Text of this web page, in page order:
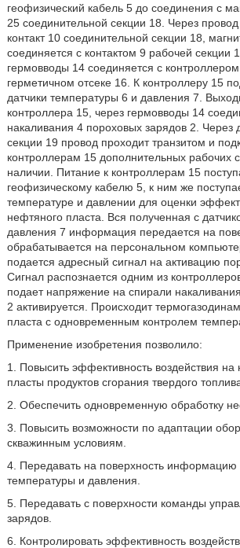
геофизический кабель 5 до соединения с
25 соединительной секции 18. Через
контакт 10 соединительной секции 18,
соединяется с контактом 9 рабочей секции
гермовводы 14 соединяется с
герметичном отсеке 16. К контроллеру 15
датчики температуры 6 и давления 7.
контроллера 15, через гермовводы 14
накаливания 4 пороховых зарядов 2. Через
секции 19 провод проходит транзитом и
контроллерам 15 дополнительных рабочих
наличии. Питание к контроллерам 15
геофизическому кабелю 5, к ним же
температуре и давлении для оценки
нефтяного пласта. Вся полученная с
давления 7 информация передается на
обрабатывается на персональном
подается адресный сигнал на активацию
Сигнал распознается одним из
подает напряжение на спирали
2 активируется. Происходит
пласта с одновременным контролем
Применение изобретения позволило:
1. Повысить эффективность воздействия на
пласты продуктов сгорания твердого
2. Обеспечить одновременную обработку
3. Повысить возможности по адаптации
скважинным условиям.
4. Передавать на поверхность информацию
температуры и давления.
5. Передавать с поверхности команды
зарядов.
6. Контролировать эффективность